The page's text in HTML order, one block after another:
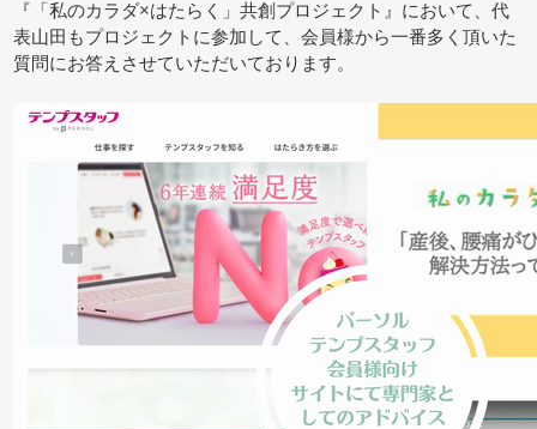
『「私のカラダ×はたらく」共創プロジェクト』において、代
表山田もプロジェクトに参加して、会員様から一番多く頂いた
質問にお答えさせていただいております。